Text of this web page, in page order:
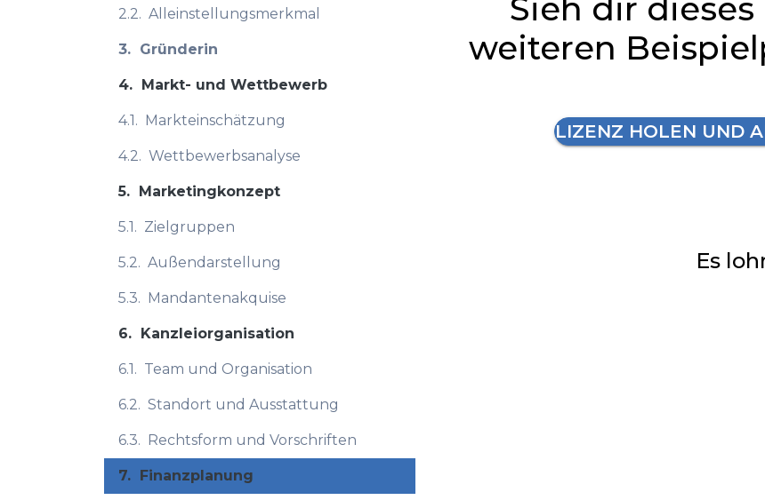
2.2. Alleinstellungsmerkmal
3. Gründerin
4. Markt- und Wettbewerb
4.1. Markteinschätzung
4.2. Wettbewerbsanalyse
5. Marketingkonzept
5.1. Zielgruppen
5.2. Außendarstellung
5.3. Mandantenakquise
6. Kanzleiorganisation
6.1. Team und Organisation
6.2. Standort und Ausstattung
6.3. Rechtsform und Vorschriften
7. Finanzplanung
Sieh dir
weiteren
LIZENZ HOLEN UND
Es